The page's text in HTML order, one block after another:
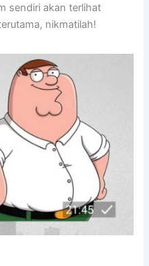
sendiri akan terlihat
nikmatilah!